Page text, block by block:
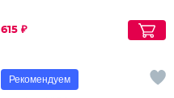
615 ₽
Рекомендуем